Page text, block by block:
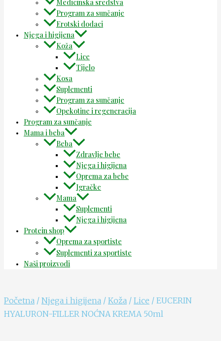
Medicinska sredstva
Program za sunčanje
Erotski dodaci
Njega i higijena
Koža
Lice
Tijelo
Kosa
Suplementi
Program za sunčanje
Opekotine i regeneracija
Program za sunčanje
Mama i beba
Beba
Zdravlje bebe
Njega i higijena
Oprema za bebe
Igračke
Mama
Suplementi
Njega i higijena
Protein shop
Oprema za sportiste
Suplementi za sportiste
Naši proizvodi
Početna / Njega i higijena / Koža / Lice / EUCERIN
HYALURON-FILLER NOĆNA KREMA 50ml